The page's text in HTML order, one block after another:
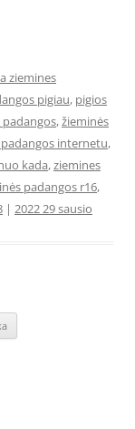
ziemines
pigiau, pigios
,žieminės
internetu,
kada,ziemines
padangos r16,
| 2022 29 sausio